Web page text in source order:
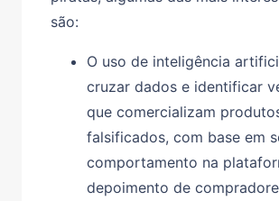
são:
O uso de inteligência
cruzar dados e identificar
que comercializam
falsificados, com base em
comportamento na
depoimento de